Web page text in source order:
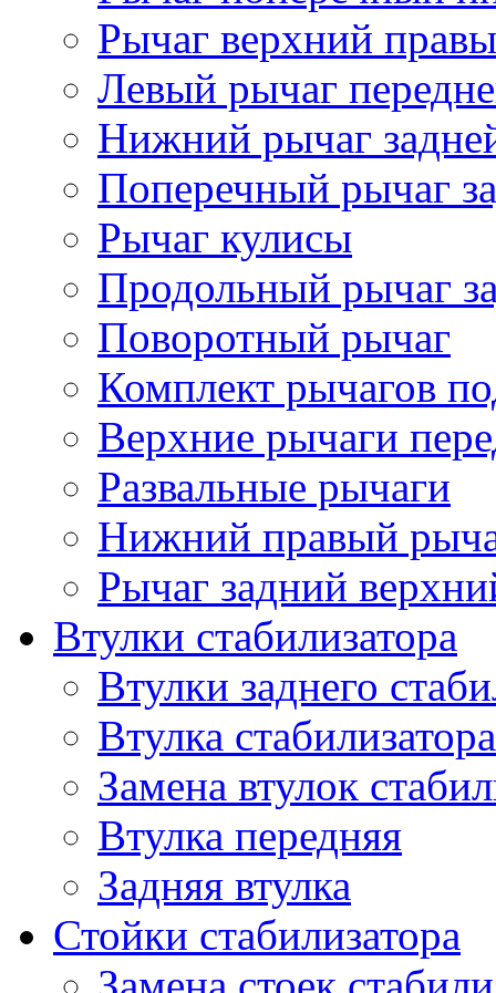
Рычаг верхний
Левый рычаг
Нижний рычаг
Поперечный рычаг
Рычаг кулисы
Продольный рычаг
Поворотный рычаг
Комплект рычагов
Верхние рычаги
Развальные рычаги
Нижний правый
Рычаг задний
Втулки стабилизатора
Втулки заднего
Втулка
Замена втулок
Втулка передняя
Задняя втулка
Стойки стабилизатора